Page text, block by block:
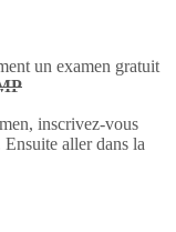
un examen gratuit
inscrivez-vous
Ensuite aller dans la